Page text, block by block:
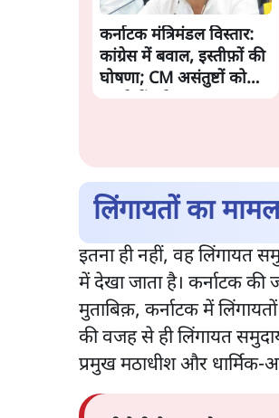
कर्नाटक मंत्रिमंडल विस्तार:
कांग्रेस में बवाल, इस्तीफ़ों की
घोषणा; CM असंतुष्टों को
लिंगायतों का
इतना ही नहीं, वह लिंगायत
में देखा जाता है। कर्नाटक
मुताबिक़, कर्नाटक में
की वजह से ही लिंगायत
प्रमुख मठाधीश और धार्मिक-